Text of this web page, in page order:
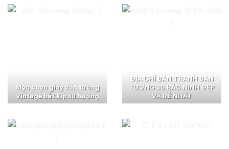
Mẹo chọn giấy dán tường
Vintage bắt kịp xu hướng
ĐỊA CHỈ BÁN TRANH DÁN
TƯỜNG 3D BẮC NINH ĐẸP
VÀ RẺ NHẤT